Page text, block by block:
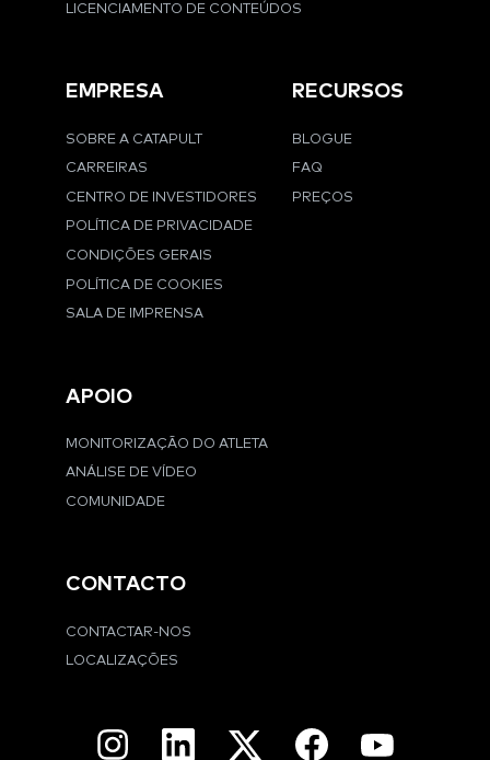
LICENCIAMENTO DE CONTEÚDOS
EMPRESA
SOBRE A CATAPULT
CARREIRAS
CENTRO DE INVESTIDORES
POLÍTICA DE PRIVACIDADE
CONDIÇÕES GERAIS
POLÍTICA DE COOKIES
SALA DE IMPRENSA
RECURSOS
BLOGUE
FAQ
PREÇOS
APOIO
MONITORIZAÇÃO DO ATLETA
ANÁLISE DE VÍDEO
COMUNIDADE
CONTACTO
CONTACTAR-NOS
LOCALIZAÇÕES